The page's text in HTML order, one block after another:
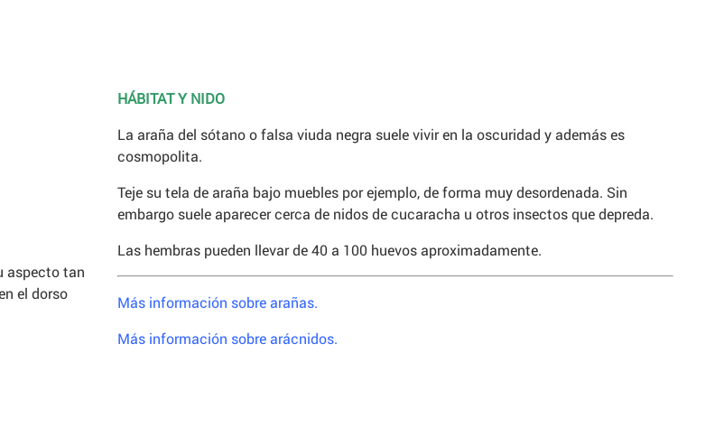
aspecto tan
el dorso
HÁBITAT Y NIDO
La araña del sótano o falsa viuda negra suele vivir en la oscuridad y además es
cosmopolita.
Teje su tela de araña bajo muebles por ejemplo, de forma muy desordenada. Sin
embargo suele aparecer cerca de nidos de cucaracha u otros insectos que depreda.
Las hembras pueden llevar de 40 a 100 huevos aproximadamente.
Más información sobre arañas.
Más información sobre arácnidos.